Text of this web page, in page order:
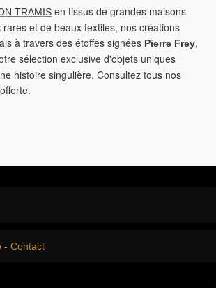
TRAMIS en tissus de grandes maisons
et de beaux textiles, nos créations
à travers des étoffes signées Pierre Frey,
sélection exclusive d'objets uniques
histoire singulière. Consultez tous nos
- Contact